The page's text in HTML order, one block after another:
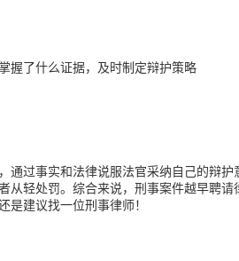
握了什么证据，及时制定辩护策略
通过事实和法律说服法官采纳自己的辩护
从轻处罚。综合来说，刑事案件越早聘请
建议找一位刑事律师！